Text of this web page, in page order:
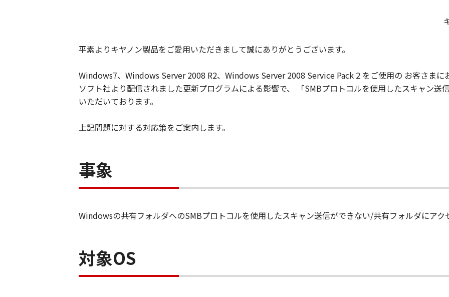
平素よりキヤノン製品をご愛用いただきまして誠にありがとうございます。
Windows7、Windows Server 2008 R2、Windows Server 2008 Service Pack 2 をご使用の お客さま
ソフト社より配信されました更新プログラムによる影響で、 「SMBプロトコルを使用したスキャン送
いただいております。
上記問題に対する対応策をご案内します。
事象
Windowsの共有フォルダへのSMBプロトコルを使用したスキャン送信ができない/共有フォルダにアク
対象OS